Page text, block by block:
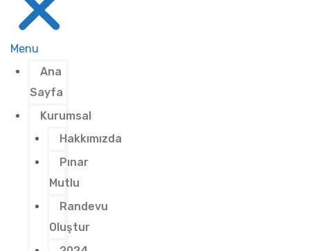
Menu
Ana
Sayfa
Kurumsal
Hakkımızda
Pınar
Mutlu
Randevu
Oluştur